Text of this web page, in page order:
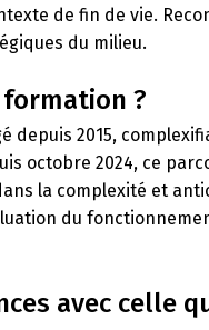
de fin de vie.
du milieu.
formation ?
depuis 2015,
octobre 2024, ce
la complexité et
du
avec celle